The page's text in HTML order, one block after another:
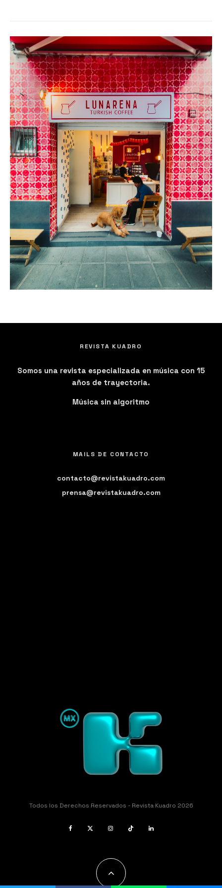
REVISTA KUADRO
Somos una revista especializada en música con 15
años de trayectoria.
Música sin algoritmo
MAILS DE CONTACTO
contacto@revistakuadro.com
prensa@revistakuadro.com
Todos los Derechos Reservados - Revista Kuadro 2026